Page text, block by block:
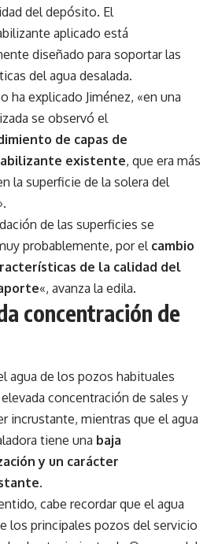
del depósito. El
aplicado está
diseñado para soportar las
del agua desalada.
ha explicado Jiménez, «en una
se observó el
de capas de
existente, que era más
la superficie de la solera del
de las superficies se
probablemente, por el cambio
de la calidad del
«, avanza la edila.
concentración de
agua de los pozos habituales
concentración de sales y
incrustante, mientras que el agua
tiene una baja
y un carácter
.
cabe recordar que el agua
los principales pozos del servicio